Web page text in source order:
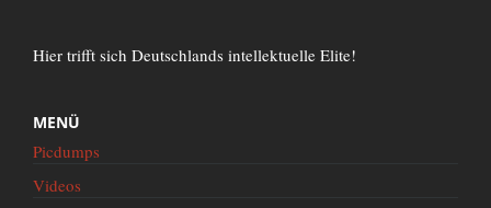
Hier trifft sich Deutschlands intellektuelle Elite!
MENÜ
Picdumps
Videos